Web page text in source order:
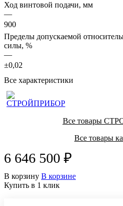
Ход винтовой подачи, мм
—
900
Пределы допускаемой
силы, %
—
±0,02
Все характеристики
Все товары
Все товары
6 646 500 ₽
В корзину В корзине
Купить в 1 клик